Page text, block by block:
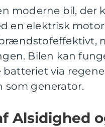
moderne bil, der
elektrisk
Bilen kan
via
generator.
Alsidighed